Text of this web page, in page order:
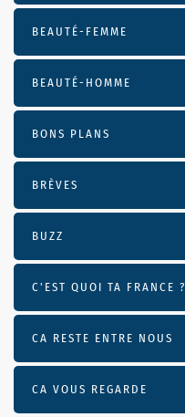
BEAUTÉ-FEMME
BEAUTÉ-HOMME
BONS PLANS
BRÈVES
BUZZ
C'EST QUOI TA FRANCE ?
CA RESTE ENTRE NOUS
CA VOUS REGARDE